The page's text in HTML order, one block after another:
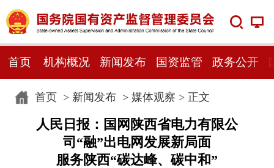
首页 机构概况 新闻发布 国资监管 政务公开
首页> 新闻发布> 媒体观察 > 正文
人民日报：国网陕西省电力有限公
司“融”出电网发展新局面
服务陕西“碳达峰、碳中和”